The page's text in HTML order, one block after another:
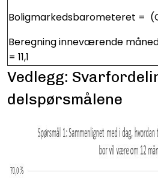
Boligmarkedsbarometeret =
Beregning inneværende
= 11,1
Vedlegg:
delspørsmålene